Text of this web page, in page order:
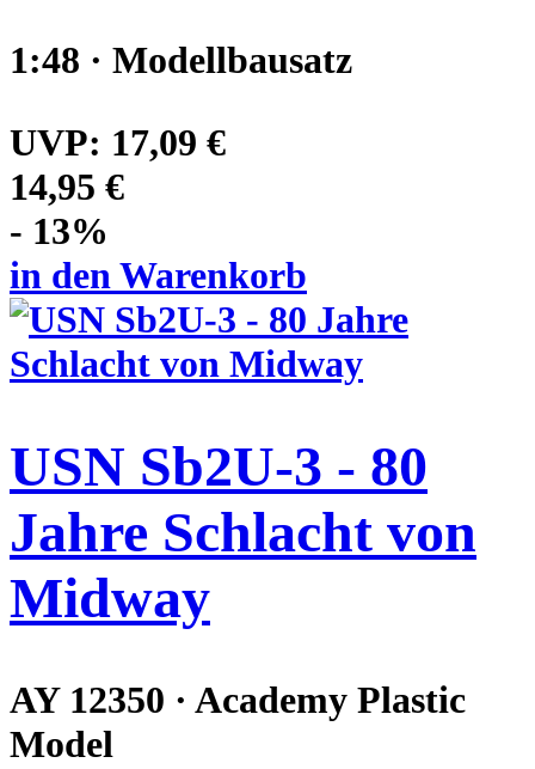
1:48 · Modellbausatz
UVP: 17,09 €
14,95 €
- 13%
in den Warenkorb
USN Sb2U-3 - 80
Jahre Schlacht von
Midway
AY 12350 · Academy Plastic
Model